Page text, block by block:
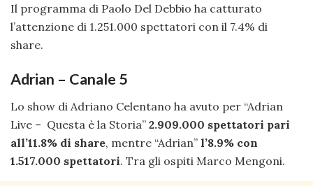
Il programma di Paolo Del Debbio ha catturato
l’attenzione di 1.251.000 spettatori con il 7.4% di
share.
Adrian – Canale 5
Lo show di Adriano Celentano ha avuto per “Adrian
Live – Questa è la Storia” 2.909.000 spettatori pari
all’11.8% di share, mentre “Adrian” l’8.9% con
1.517.000 spettatori. Tra gli ospiti Marco Mengoni.